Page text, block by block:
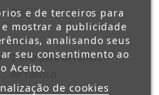
7 Kg
1 ano para defeitos
de fabrico
e de terceiros para
mostrar a publicidade
analisando seus
seu consentimento ao
Aceito.
de cookies